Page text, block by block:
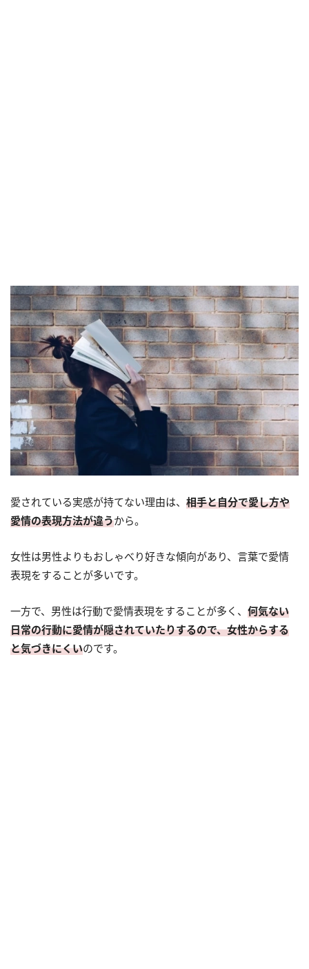
愛されている実感が持てない理由は、 相手と自分で愛し方や
愛情の表現方法が違うから。
女性は男性よりもおしゃべり好きな傾向があり、言葉で愛情
表現をすることが多いです。
一方で、男性は行動で愛情表現をすることが多く、 何気ない
日常の行動に愛情が隠されていたりするので、女性からする
と気づきにくいのです。